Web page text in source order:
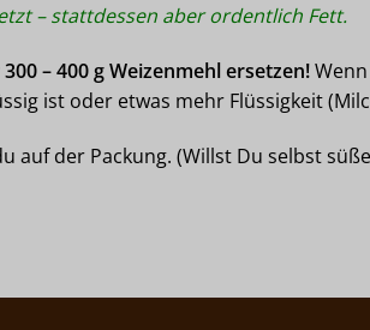
– stattdessen aber ordentlich Fett.
– 400 g Weizenmehl ersetzen!
ist oder etwas mehr Flüssigkeit
auf der Packung. (Willst Du selbst